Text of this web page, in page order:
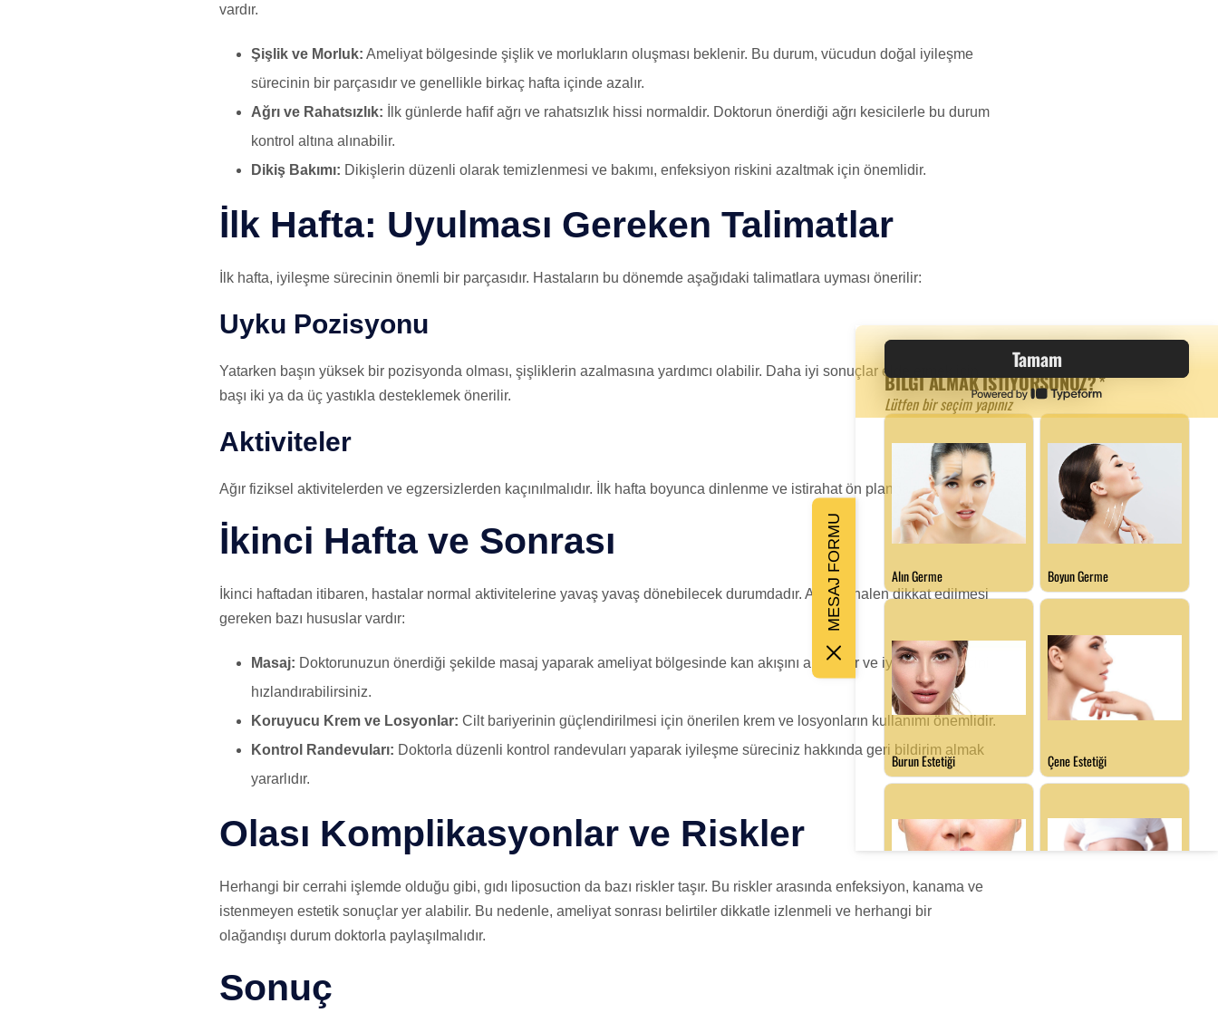
vardır.
Şişlik ve Morluk: Ameliyat bölgesinde şişlik ve morlukların oluşması beklenir. Bu durum, vücudun doğal iyileşme
sürecinin bir parçasıdır ve genellikle birkaç hafta içinde azalır.
Ağrı ve Rahatsızlık: İlk günlerde hafif ağrı ve rahatsızlık hissi normaldir. Doktorun önerdiği ağrı kesicilerle bu durum
kontrol altına alınabilir.
Dikiş Bakımı: Dikişlerin düzenli olarak temizlenmesi ve bakımı, enfeksiyon riskini azaltmak için önemlidir.
İlk Hafta: Uyulması Gereken Talimatlar
İlk hafta, iyileşme sürecinin önemli bir parçasıdır. Hastaların bu dönemde aşağıdaki talimatlara uyması önerilir:
Uyku Pozisyonu
Yatarken başın yüksek bir pozisyonda olması, şişliklerin azalmasına yardımcı olabilir. Daha iyi sonuçlar elde etmek için
başı iki ya da üç yastıkla desteklemek önerilir.
Aktiviteler
Ağır fiziksel aktivitelerden ve egzersizlerden kaçınılmalıdır. İlk hafta boyunca dinlenme ve istirahat ön planda tutulmalıdır.
İkinci Hafta ve Sonrası
İkinci haftadan itibaren, hastalar normal aktivitelerine yavaş yavaş dönebilecek durumdadır. Ancak, halen dikkat edilmesi
gereken bazı hususlar vardır:
Masaj: Doktorunuzun önerdiği şekilde masaj yaparak ameliyat bölgesinde kan akışını artırabilir ve iyileşme sürecini
hızlandırabilirsiniz.
Koruyucu Krem ve Losyonlar: Cilt bariyerinin güçlendirilmesi için önerilen krem ve losyonların kullanımı önemlidir.
Kontrol Randevuları: Doktorla düzenli kontrol randevuları yaparak iyileşme süreciniz hakkında geri bildirim almak
yararlıdır.
Olası Komplikasyonlar ve Riskler
Herhangi bir cerrahi işlemde olduğu gibi, gıdı liposuction da bazı riskler taşır. Bu riskler arasında enfeksiyon, kanama ve
istenmeyen estetik sonuçlar yer alabilir. Bu nedenle, ameliyat sonrası belirtiler dikkatle izlenmeli ve herhangi bir
olağandışı durum doktorla paylaşılmalıdır.
Sonuç
MESAJ FORMU